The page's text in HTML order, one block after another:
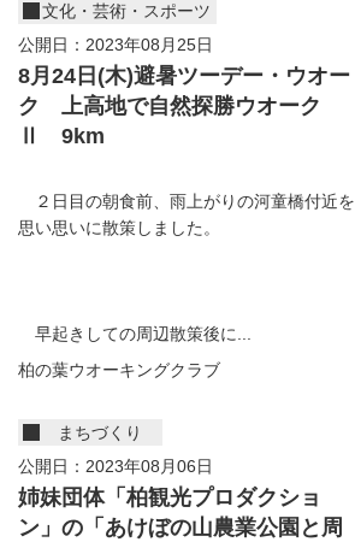
文化・芸術・スポーツ
公開日：2023年08月25日
8月24日(木)避暑ツーデー・ウオー
ク 上高地で自然探勝ウオーク
Ⅱ 9km
２日目の朝食前、雨上がりの河童橋付近を
思い思いに散策しました。
早起きしての周辺散策後に...
柏の葉ウオーキングクラブ
まちづくり
公開日：2023年08月06日
姉妹団体「柏観光プロダクショ
ン」の「あけぼの山農業公園と周